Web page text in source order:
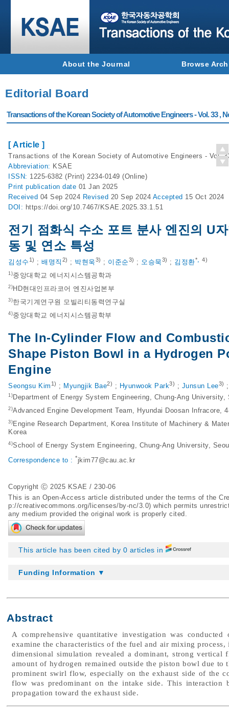
About the Journal Browse
Editorial Board
Transactions of the Korean Society of Automotive Engineers - Vol. 33 ,
[ Article ]
Transactions of the Korean Society of Automotive Engineers - Vol.
Abbreviation: KSAE
ISSN: 1225-6382 (Print) 2234-0149 (Online)
Print publication date 01 Jan 2025
Received 04 Sep 2024 Revised 20 Sep 2024 Accepted 15 Oct 2024
DOI: https://doi.org/10.7467/KSAE.2025.33.1.51
전기 점화식 수소 포트 분사 엔진의 U
동 및 연소 특성
김성수 1) ; 배명직 2) ; 박현욱3) ; 이준순3) ; 오승묵3) ; 김정환*, 4)
1)중앙대학교 에너지시스템공학과
2) HD현대인프라코어 엔진사업본부
3)한국기계연구원 모빌리티동력연구실
4)중앙대학교 에너지시스템공학부
The In-Cylinder Flow and
Shape Piston Bowl in a Hydrogen
Engine
Seongsu Kim 1) ; Myungjik Bae2) ; Hyunwook Park3) ; Junsun Lee3)
1) Department of Energy System Engineering, Chung-Ang University,
2)Advanced Engine Development Team, Hyundai Doosan Infracore,
3) Engine Research Department, Korea Institute of Machinery &
Korea
4)School of Energy System Engineering, Chung-Ang University,
Correspondence to : *jkim77@cau.ac.kr
Copyright Ⓒ 2025 KSAE / 230-06
This is an Open-Access article distributed under the terms of the
p://creativecommons.org/licenses/by-nc/3.0) which permits
any medium provided the original work is properly cited.
This article has been cited by 0 articles in
Funding Information ▼
Abstract
A comprehensive quantitative investigation was
examine the characteristics of the fuel and air mixing
dimensional simulation revealed a dominant, strong
amount of hydrogen remained outside the piston bowl due to
prominent swirl flow, especially on the exhaust side of the
flow was predominant on the intake side. This
propagation toward the exhaust side.